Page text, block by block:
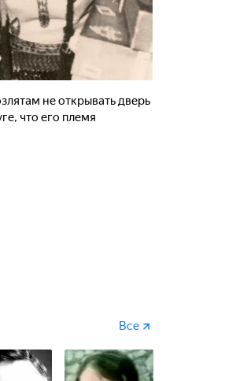
не открывать дверь
что его племя
Все